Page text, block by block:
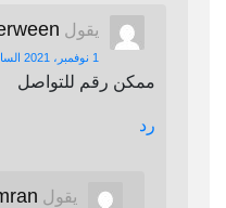
يقول
1 نوفمبر، 2021 الساعة 12:28 م
ممكن رقم للتواصل
رد
يقول